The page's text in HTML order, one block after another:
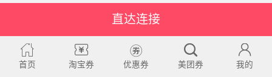
直达连接
首页 淘宝券 优惠券 美团券 我的